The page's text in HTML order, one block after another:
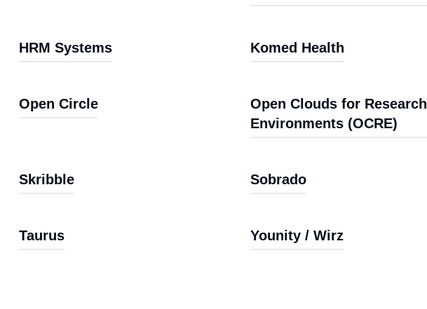
HRM Systems Komed Health
Open Circle
Open Clouds for Research
Environments (OCRE)
Skribble Sobrado
Taurus Younity / Wirz